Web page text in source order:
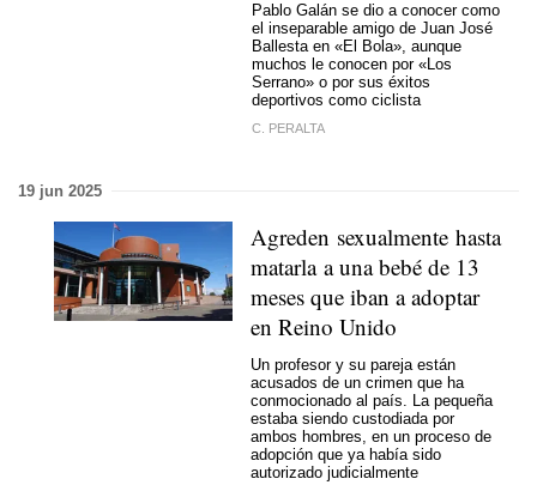
Pablo Galán se dio a conocer como
el inseparable amigo de Juan José
Ballesta en «El Bola», aunque
muchos le conocen por «Los
Serrano» o por sus éxitos
deportivos como ciclista
C. PERALTA
19 jun 2025
Agreden sexualmente hasta
matarla a una bebé de 13
meses que iban a adoptar
en Reino Unido
Un profesor y su pareja están
acusados de un crimen que ha
conmocionado al país. La pequeña
estaba siendo custodiada por
ambos hombres, en un proceso de
adopción que ya había sido
autorizado judicialmente